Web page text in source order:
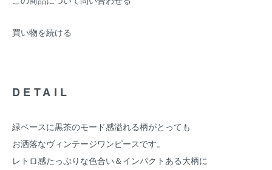
買い物を続ける
DETAIL
緑ベースに黒茶のモード感溢れる柄がとっても
お洒落なヴィンテージワンピースです。
レトロ感たっぷりな色合い＆インパクトある大柄に